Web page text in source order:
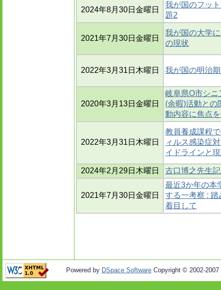
2024年8月30日金曜日
我が国のフッ
題2
2021年7月30日金曜日
我が国の大学
の現状
2022年3月31日木曜日 我が国の明治
2020年3月13日金曜日
岐阜県O市シ
(余暇)活動との
動内容に焦点
2022年3月31日木曜日
教員養成課程
ィルス感染症
イドラインと
2024年2月29日木曜日 古口博之先生
2021年7月30日金曜日
最近3か年の本
する一考察 :
着目して
Powered by DSpace Software Copyright © 2002-2007